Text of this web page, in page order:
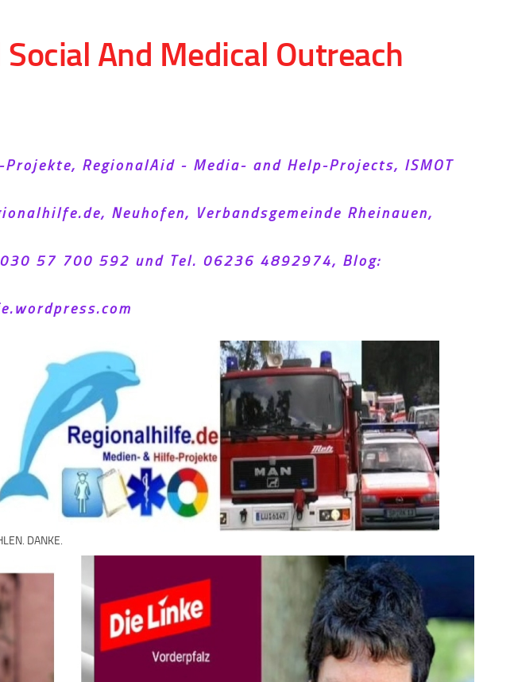
And Medical Outreach
RegionalAid - Media- and Help-Projects, ISMOT
Neuhofen, Verbandsgemeinde Rheinauen,
57 700 592 und Tel. 06236 4892974, Blog:
DANKE.